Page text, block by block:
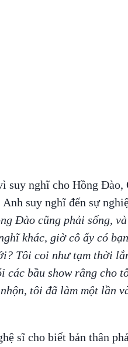
suy nghĩ cho Hồng
Anh suy nghĩ đến sự
Đào cũng phải sống,
khác, giờ cô ấy có
Tôi coi như tạm thời
các bầu show rằng cho
tôi đã làm một lần
sĩ cho biết bản thân